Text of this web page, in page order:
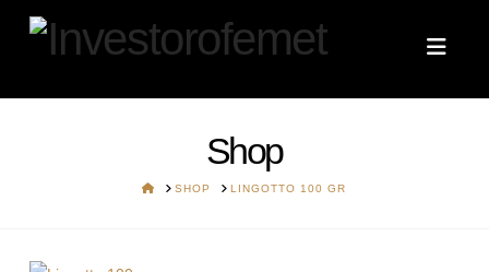
Shop
HOMESHOP LINGOTTO 100 GR